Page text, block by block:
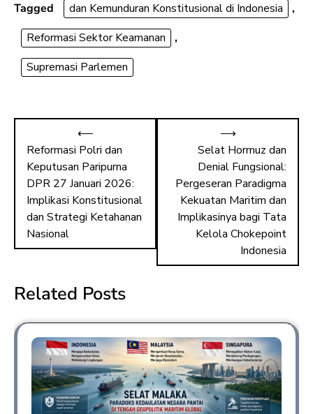
o
ok
d
o
n
Tagged dan Kemunduran Konstitusional di Indonesia
,
Reformasi Sektor Keamanan
,
Supremasi Parlemen
⟵
Reformasi Polri dan
Keputusan Paripurna
DPR 27 Januari 2026:
Implikasi Konstitusional
dan Strategi Ketahanan
Nasional
Selat Hormuz dan
Denial Fungsional:
Pergeseran Paradigma
Kekuatan Maritim dan
Implikasinya bagi Tata
Kelola Chokepoint
Indonesia
⟶
Related Posts